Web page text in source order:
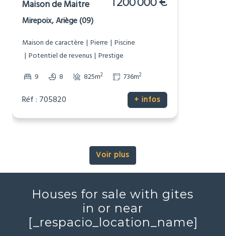
1 200 000 €
Mirepoix, Ariège (09)
Maison de caractère Pierre
Piscine
Potentiel de revenus Prestige
9
8 825m2 736m2